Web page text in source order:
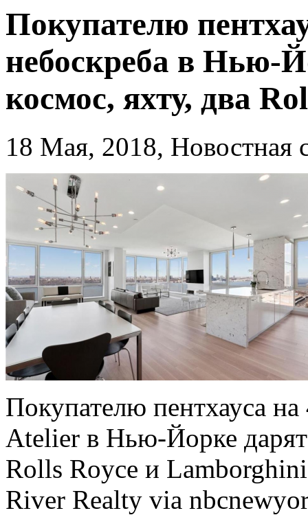
Покупателю
небоскреба в Нью-
космос, яхту, два
18 Мая, 2018, Новостная
Покупателю пентхауса
Atelier в Нью-Йорке дарят
Rolls Royce и
River Realty via